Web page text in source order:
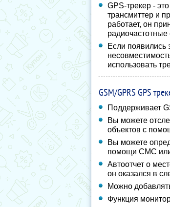
GPS-трекер -
трансмиттер и
работает, он
радиочастотные
Если появились
использовать
GSM/GPRS GPS
Поддерживает
Вы можете
объектов с
Вы можете
помощи СМС или
Автоотчет о
он оказался в
Можно
Функция